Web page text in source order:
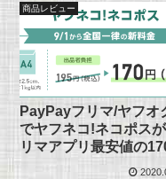
商品レビュー
PayPayフリマ/ヤフオ
でヤフネコ!ネコポス
リマアプリ最安値の
に